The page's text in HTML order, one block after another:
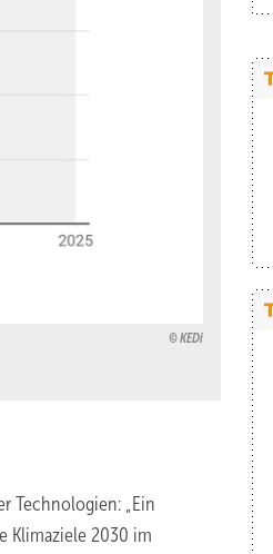
KEDi
Technologien: „Ein
Klimaziele 2030 im